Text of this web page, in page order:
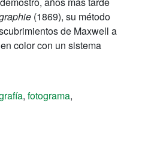
(1869), su método
de Maxwell a
color con un sistema
, fotograma,